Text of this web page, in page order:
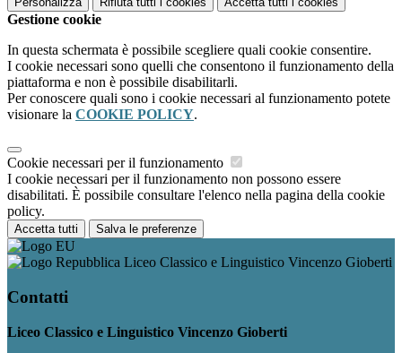
Gestione cookie
In questa schermata è possibile scegliere quali cookie consentire.
I cookie necessari sono quelli che consentono il funzionamento della
piattaforma e non è possibile disabilitarli.
Per conoscere quali sono i cookie necessari al funzionamento potete
visionare la COOKIE POLICY.
Cookie necessari per il funzionamento
I cookie necessari per il funzionamento non possono essere
disabilitati. È possibile consultare l'elenco nella pagina della cookie
policy.
Accetta tutti Salva le preferenze
Liceo Classico e Linguistico Vincenzo Gioberti
Contatti
Liceo Classico e Linguistico Vincenzo Gioberti